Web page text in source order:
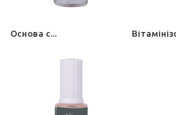
Основа с...